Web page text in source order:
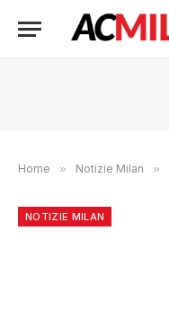
Home » Notizie Milan »
NOTIZIE MILAN